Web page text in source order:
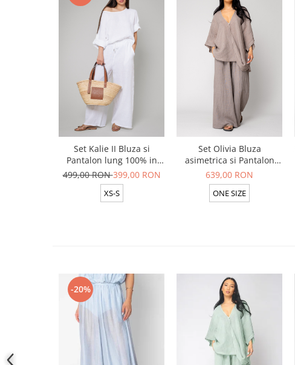
Set Kalie II Bluza si
Pantalon lung 100% in
White
499,00 RON399,00 RON
XS-S
Set Olivia Bluza
asimetrica si Pantalon
lung din 100% in Taupe
639,00 RON
ONE SIZE
-20%